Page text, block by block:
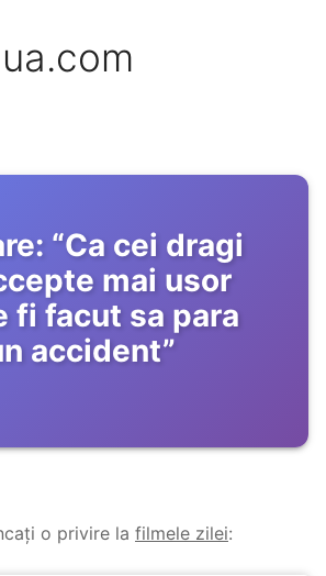
“Ca cei dragi
mai usor
fi facut sa para
accident”
o privire la filmele zilei: